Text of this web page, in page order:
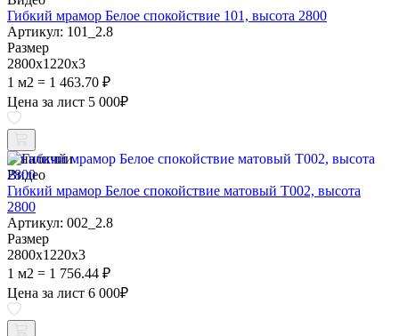
Гибкий мрамор Белое спокойствие 101, высота 2800
Артикул: 101_2.8
Размер
2800х1220х3
1 м2 = 1 463.70 ₽
Цена за лист 5 000₽
В наличии
Видео
Гибкий мрамор Белое спокойствие матовый Т002, высота
2800
Артикул: 002_2.8
Размер
2800х1220х3
1 м2 = 1 756.44 ₽
Цена за лист 6 000₽